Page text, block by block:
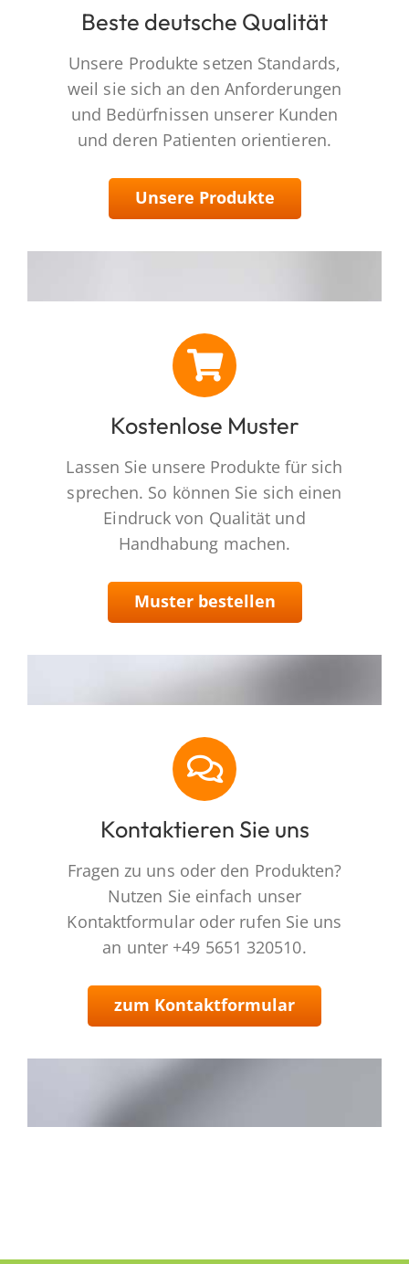
Beste deutsche Qualität
Unsere Produkte setzen Standards,
weil sie sich an den Anforderungen
und Bedürfnissen unserer Kunden
und deren Patienten orientieren.
Unsere Produkte
Kostenlose Muster
Lassen Sie unsere Produkte für sich
sprechen. So können Sie sich einen
Eindruck von Qualität und
Handhabung machen.
Muster bestellen
Kontaktieren Sie uns
Fragen zu uns oder den Produkten?
Nutzen Sie einfach unser
Kontaktformular oder rufen Sie uns
an unter +49 5651 320510.
zum Kontaktformular